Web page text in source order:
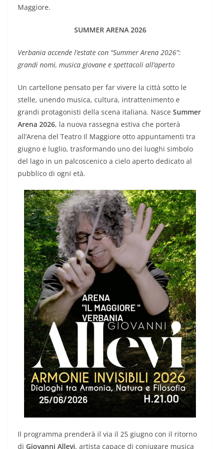
Maggiore.
SUMMER ARENA 2026
Verbania accende l’estate con “Summer Arena 2026”:
grandi nomi, musica giovane e spettacoli all’aperto
Un cartellone pensato per far vivere la città sotto le
stelle, unendo musica, cultura, intrattenimento e
grandi protagonisti della scena italiana. Nasce Summer
Arena 2026, la nuova rassegna estiva che porterà
all’Arena del Teatro Il Maggiore otto appuntamenti tra
giugno e luglio, trasformando uno dei luoghi simbolo
del lago in un palcoscenico a cielo aperto dedicato al
pubblico di ogni età.
Il programma prenderà il via il 25 giugno con il ritorno
di Giovanni Allevi, artista capace di coniugare musica